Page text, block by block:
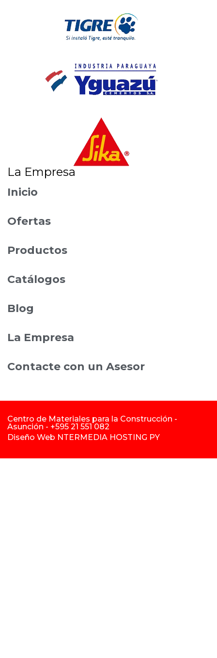
La Empresa
Inicio
Ofertas
Productos
Catálogos
Blog
La Empresa
Contacte con un Asesor
Centro de Materiales para la Construcción -
Asunción - +595 21 551 082
Diseño Web NTERMEDIA HOSTING PY